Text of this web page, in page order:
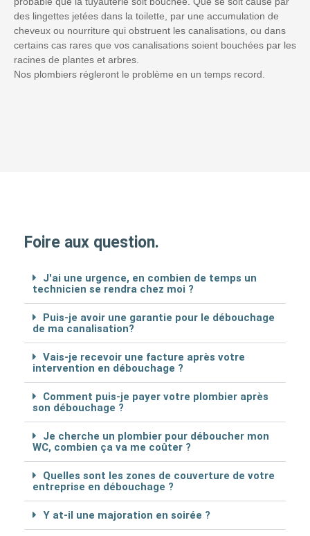
des lingettes jetées dans la toilette, par une accumulation de
cheveux ou nourriture qui obstruent les canalisations, ou dans
certains cas rares que vos canalisations soient bouchées par les
racines de plantes et arbres.
Nos plombiers régleront le problème en un temps record.
Foire aux question.
J'ai une urgence, en combien de temps un
technicien se rendra chez moi ?
Puis-je avoir une garantie pour le débouchage
de ma canalisation?
Vais-je recevoir une facture après votre
intervention en débouchage ?
Comment puis-je payer votre plombier après
son débouchage ?
Je cherche un plombier pour déboucher mon
WC, combien ça va me coûter ?
Quelles sont les zones de couverture de votre
entreprise en débouchage ?
Y at-il une majoration en soirée ?